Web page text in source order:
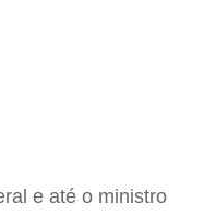
e até o ministro